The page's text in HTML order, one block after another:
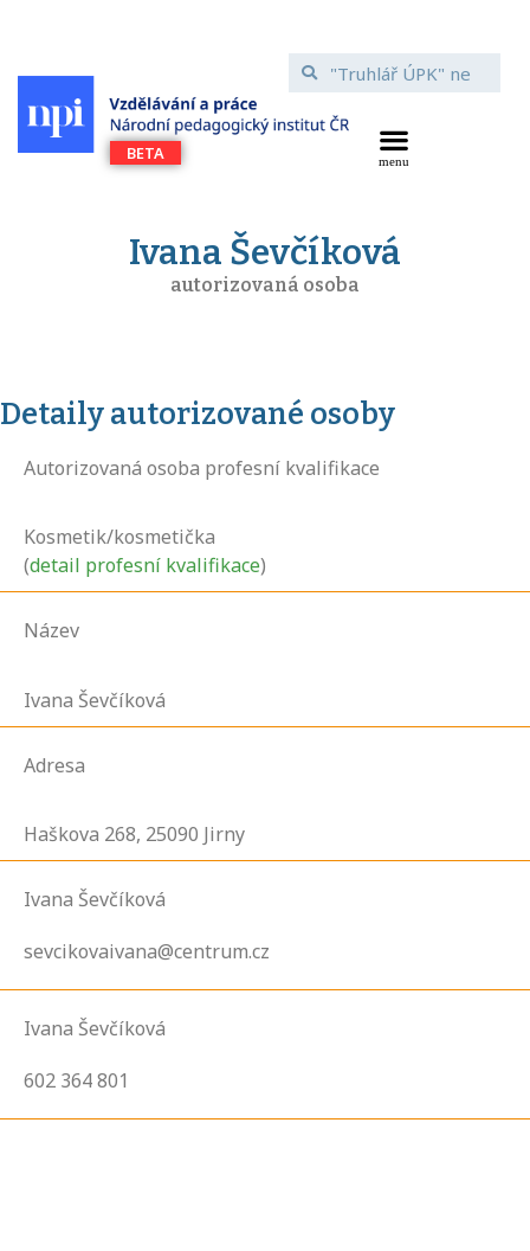
Ivana Ševčíková
autorizovaná osoba
Detaily autorizované osoby
Autorizovaná osoba profesní kvalifikace
Kosmetik/kosmetička
(detail profesní kvalifikace)
Název
Ivana Ševčíková
Adresa
Haškova 268, 25090 Jirny
Ivana Ševčíková
sevcikovaivana@centrum.cz
Ivana Ševčíková
602 364 801